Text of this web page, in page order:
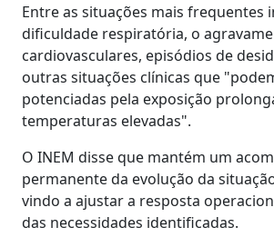
Entre as situações mais frequentes
dificuldade respiratória, o
cardiovasculares, episódios de
outras situações clínicas que
potenciadas pela exposição
temperaturas elevadas".
O INEM disse que mantém um
permanente da evolução da
vindo a ajustar a resposta
das necessidades identificadas.